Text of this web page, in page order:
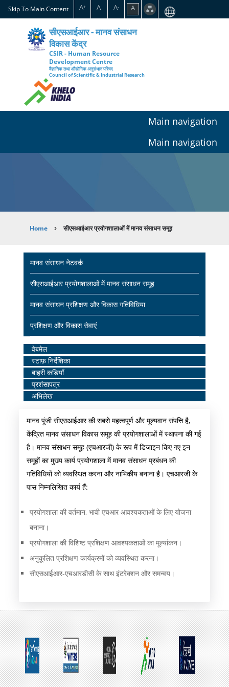
Skip
to
content
Skip To Main Content A+ A A- A
सीएसआईआर - मानव संसाधन
विकास केंद्र
CSIR - Human Resource
Development Centre
वैज्ञानिक तथा औद्योगिक अनुसंधान परिषद
Council of Scientific & Industrial Research
Main navigation
Main navigation
Breadcrumb
Home सीएसआईआर प्रयोगशालाओं में मानव संसाधन समूह
Main
navigation
मानव संसाधन नेटवर्क
सीएसआईआर प्रयोगशालाओं में मानव संसाधन समूह
मानव संसाधन प्रशिक्षण और विकास गतिविधिया
प्रशिक्षण और विकास सेवाएं
Home
Middle
Menu
वेबमेल
स्टाफ़ निर्देशिका
बाहरी कड़ियाँ
प्रशंसापत्र
अभिलेख
मानव पूंजी सीएसआईआर की सबसे महत्वपूर्ण और मूल्यवान संपत्ति है,
केंद्रित मानव संसाधन विकास समूह की प्रयोगशालाओं में स्थापना की गई
है। मानव संसाधन समूह (एचआरजी) के रूप में डिजाइन किए गए इन
समूहों का मुख्य कार्य प्रयोगशाला में मानव संसाधन प्रबंधन की
गतिविधियों को व्यवस्थित करना और नाभिकीय बनाना है। एचआरजी के
पास निम्नलिखित कार्य हैं:
प्रयोगशाला की वर्तमान, भावी एचआर आवश्यकताओं के लिए योजना
बनाना।
प्रयोगशाला की विशिष्ट प्रशिक्षण आवश्यकताओं का मूल्यांकन।
अनुकूलित प्रशिक्षण कार्यक्रमों को व्यवस्थित करना।
सीएसआईआर-एचआरडीसी के साथ इंटरेक्शन और समन्वय।